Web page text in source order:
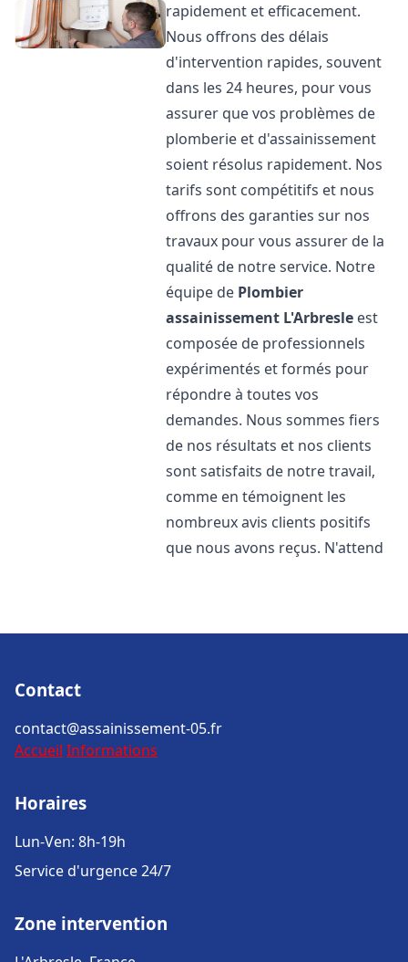
rapidement et efficacement.
Nous offrons des délais
d'intervention rapides, souvent
dans les 24 heures, pour vous
assurer que vos problèmes de
plomberie et d'assainissement
soient résolus rapidement. Nos
tarifs sont compétitifs et nous
offrons des garanties sur nos
travaux pour vous assurer de la
qualité de notre service. Notre
équipe de Plombier
assainissement L'Arbresle est
composée de professionnels
expérimentés et formés pour
répondre à toutes vos
demandes. Nous sommes fiers
de nos résultats et nos clients
sont satisfaits de notre travail,
comme en témoignent les
nombreux avis clients positifs
que nous avons reçus. N'attend
Contact
contact@assainissement-05.fr
Accueil Informations
Horaires
Lun-Ven: 8h-19h
Service d'urgence 24/7
Zone intervention